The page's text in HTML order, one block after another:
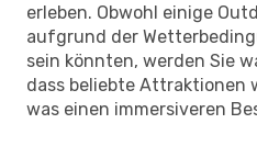
erleben. Obwohl einige
aufgrund der
sein könnten, werden Sie
dass beliebte Attraktionen
was einen immersiveren